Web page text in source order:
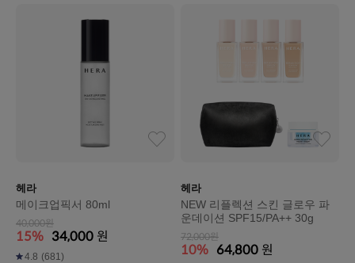
헤라
메이크업픽서 80ml
40,000원
15% 34,000 원
4.8 (681)
헤라
NEW 리플렉션 스킨 글로우 파
운데이션 SPF15/PA++ 30g
72,000원
10% 64,800 원